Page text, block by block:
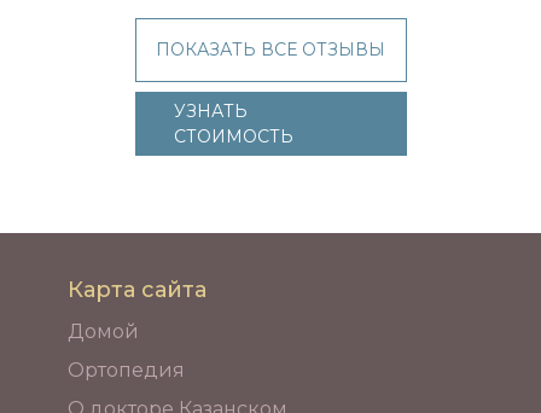
ПОКАЗАТЬ ВСЕ ОТЗЫВЫ
УЗНАТЬ
СТОИМОСТЬ
Карта сайта
Домой
Ортопедия